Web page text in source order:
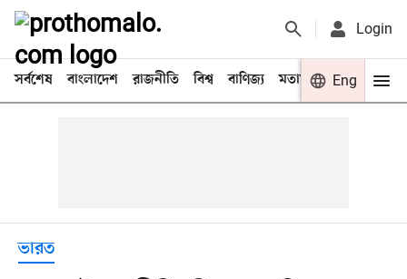
Login
সর্বশেষ বাংলাদেশ রাজনীতি বিশ্ব বাণিজ্য মতামত খেলা
Eng
ভারত